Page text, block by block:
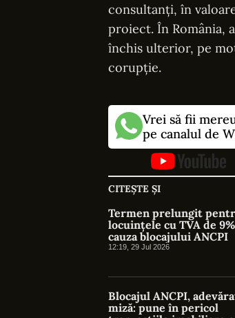
consultanți, în
proiect. În România,
închis ulterior, pe
corupție.
Vrei să fii
pe canalul de
CITEȘTE ȘI
Termen prelungit
locuințele cu TVA de
cauza blocajului ANCPI
12:19, 29 Jul 2026
Blocajul ANCPI,
miză: pune în pericol